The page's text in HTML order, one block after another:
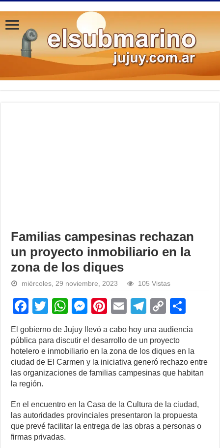
Familias campesinas rechazan
un proyecto inmobiliario en la
zona de los diques
miércoles, 29 noviembre, 2023 105 Vistas
F
a
c
e
b
o
o
k
T
wi
tt
er
W
h
at
s
A
p
M
e
ss
e
n
er
Pi
nt
er
e
st
E
m
ail
T
e
gr
a
C
o
p
y
Li
k
h
ar
e
El gobierno de Jujuy llevó a cabo hoy una audiencia
pública para discutir el desarrollo de un proyecto
hotelero e inmobiliario en la zona de los diques en la
ciudad de El Carmen y la iniciativa generó rechazo entre
las organizaciones de familias campesinas que habitan
la región.
En el encuentro en la Casa de la Cultura de la ciudad,
las autoridades provinciales presentaron la propuesta
que prevé facilitar la entrega de las obras a personas o
firmas privadas.